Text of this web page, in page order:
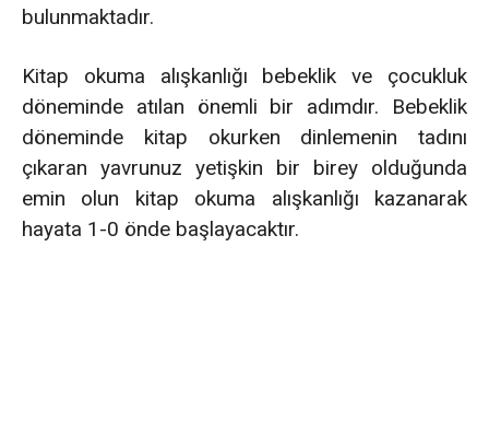
bulunmaktadır.
Kitap okuma alışkanlığı bebeklik ve çocukluk
döneminde atılan önemli bir adımdır. Bebeklik
döneminde kitap okurken dinlemenin tadını
çıkaran yavrunuz yetişkin bir birey olduğunda
emin olun kitap okuma alışkanlığı kazanarak
hayata 1-0 önde başlayacaktır.